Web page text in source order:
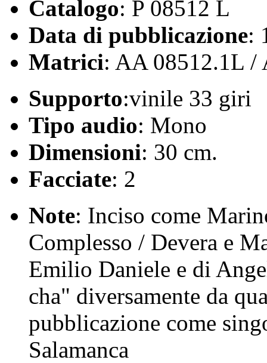
Catalogo: P 08512 L
Data di pubblicazione:
Matrici: AA 08512.1L /
Supporto:vinile 33 giri
Tipo audio: Mono
Dimensioni: 30 cm.
Facciate: 2
Note: Inciso come
Complesso / Devera e
Emilio Daniele e di
cha" diversamente da
pubblicazione come
Salamanca